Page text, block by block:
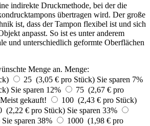
indirekte Druckmethode, bei der die
übertragen wird. Der große
ist, dass der Tampon flexibel ist und sich
anpasst. So ist es unter anderem
und unterschiedlich geformte Oberflächen
Menge an. Menge:
25 (3,05 € pro Stück) Sie sparen 7%
Sie sparen 12%
75 (2,67 € pro
Meist gekauft!
100 (2,43 € pro Stück)
(2,22 € pro Stück) Sie sparen 33%
Sie sparen 38%
1000 (1,98 € pro